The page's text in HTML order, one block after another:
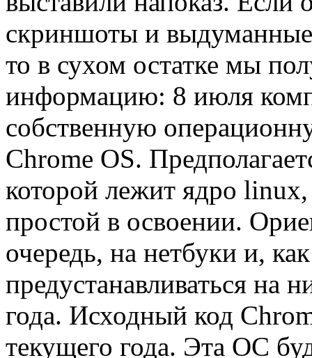
скриншоты и выдуманные
то в сухом остатке мы
информацию: 8 июля
собственную
Chrome OS.
которой лежит ядро
простой в освоении.
очередь, на нетбуки и,
предустанавливаться на
года. Исходный код
текущего года. Эта ОС